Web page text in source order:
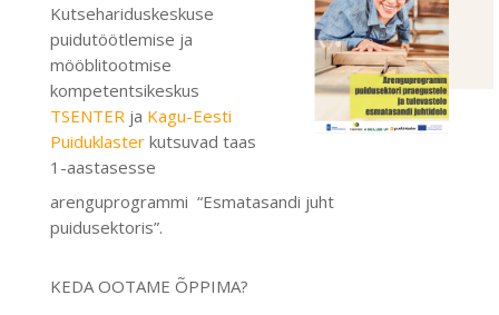
Kutsehariduskeskuse
puidutöötlemise ja
mööblitootmise
kompetentsikeskus
TSENTER ja Kagu-Eesti
Puiduklaster kutsuvad taas
1-aastasesse
arenguprogrammi “Esmatasandi juht
puidusektoris”.
KEDA OOTAME ÕPPIMA?